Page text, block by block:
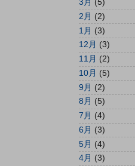
3月 (5)
2月 (2)
1月 (3)
12月 (3)
11月 (2)
10月 (5)
9月 (2)
8月 (5)
7月 (4)
6月 (3)
5月 (4)
4月 (3)